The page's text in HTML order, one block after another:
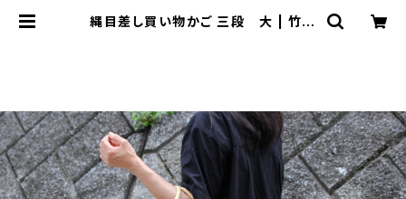
縄目差し買い物かご 三段 大 | 竹聲